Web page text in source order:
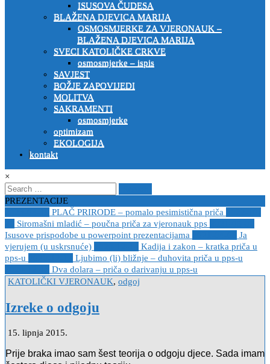
ISUSOVA ČUDESA
BLAŽENA DJEVICA MARIJA
OSMOSMJERKE ZA VJERONAUK –
BLAŽENA DJEVICA MARIJA
SVECI KATOLIČKE CRKVE
osmosmjerke – ispis
SAVJEST
BOŽJE ZAPOVIJEDI
MOLITVA
SAKRAMENTI
osmosmjerke
optimizam
EKOLOGIJA
kontakt
×
Search
for:
PREZENTACIJE
PLAČ PRIRODE – pomalo pesimistična priča
Siromašni mladić – poučna priča za vjeronauk pps
Isusove prispodobe u powerpoint prezentacijama
Ja
vjerujem (u uskrsnuće)
Kadija i zakon – kratka priča u
pps-u
Ljubimo (li) bližnje – duhovita priča u pps-u
Dva dolara – priča o darivanju u pps-u
Posted
KATOLIČKI VJERONAUK, odgoj
Izreke o odgoju
15. lipnja 2015.
Prije braka imao sam šest teorija o odgoju djece. Sada imam